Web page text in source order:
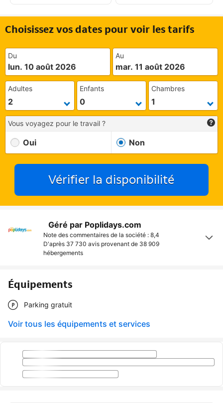
Choisissez vos dates pour voir les tarifs
Du
lun. 10 août 2026
Au
mar. 11 août 2026
Adultes Enfants Chambres
Vous voyagez pour le travail ?
Oui Non
Vérifier la disponibilité
Géré par Poplidays.com
Note des commentaires de la société : 8,4
D'après 37 730 avis provenant de 38 909
hébergements
Équipements
Parking gratuit
Voir tous les équipements et services